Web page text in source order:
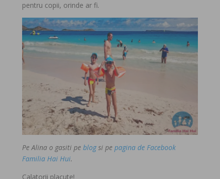
pentru copii, orinde ar fi.
Pe Alina o gasiti pe blogsi pe pagina de Facebook
Familia Hai Hui.
Calatorii placute!